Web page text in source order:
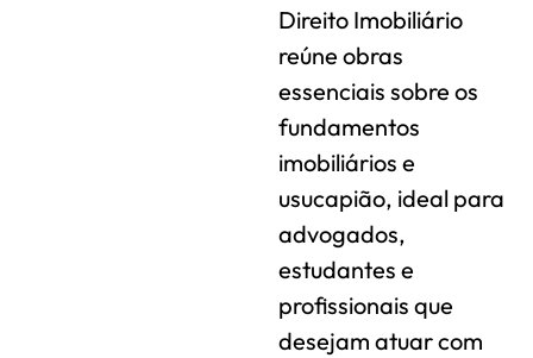
Direito Imobiliário
reúne obras
essenciais sobre os
fundamentos
imobiliários e
usucapião, ideal para
advogados,
estudantes e
profissionais que
desejam atuar com